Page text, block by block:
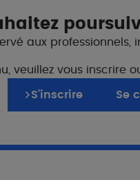
le corps et les
aux professionnels,
veuillez vous inscrire
S’inscrire Se